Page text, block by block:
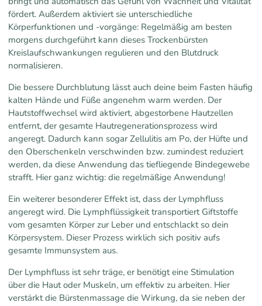
fördert. Außerdem aktiviert sie unterschiedliche
Körperfunktionen und -vorgänge: Regelmäßig am besten
morgens durchgeführt kann dieses Trockenbürsten
Kreislaufschwankungen regulieren und den Blutdruck
normalisieren.
Die bessere Durchblutung lässt auch deine beim Fasten häufig
kalten Hände und Füße angenehm warm werden. Der
Hautstoffwechsel wird aktiviert, abgestorbene Hautzellen
entfernt, der gesamte Hautregenerationsprozess wird
angeregt. Dadurch kann sogar Zellulitis am Po, der Hüfte und
den Oberschenkeln verschwinden bzw. zumindest reduziert
werden, da diese Anwendung das tiefliegende Bindegewebe
strafft. Hier ganz wichtig: die regelmäßige Anwendung!
Ein weiterer besonderer Effekt ist, dass der Lymphfluss
angeregt wird. Die Lymphflüssigkeit transportiert Giftstoffe
vom gesamten Körper zur Leber und entschlackt so dein
Körpersystem. Dieser Prozess wirklich sich positiv aufs
gesamte Immunsystem aus.
Der Lymphfluss ist sehr träge, er benötigt eine Stimulation
über die Haut oder Muskeln, um effektiv zu arbeiten. Hier
verstärkt die Bürstenmassage die Wirkung, da sie neben der